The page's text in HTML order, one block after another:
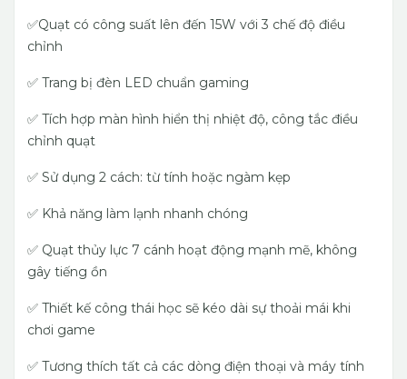
✅Quạt có công suất lên đến 15W với 3 chế độ điều
chỉnh
✅ Trang bị đèn LED chuẩn gaming
✅ Tích hợp màn hình hiển thị nhiệt độ, công tắc điều
chỉnh quạt
✅ Sử dụng 2 cách: từ tính hoặc ngàm kẹp
✅ Khả năng làm lạnh nhanh chóng
✅ Quạt thủy lực 7 cánh hoạt động mạnh mẽ, không
gây tiếng ồn
✅ Thiết kế công thái học sẽ kéo dài sự thoải mái khi
chơi game
✅ Tương thích tất cả các dòng điện thoại và máy tính